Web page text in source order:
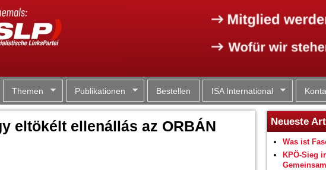
Themen Publikationen Bestellen ISA International
eltökélt ellenállás az ORBÁN
Neueste
Was ist
KPÖ-Sieg